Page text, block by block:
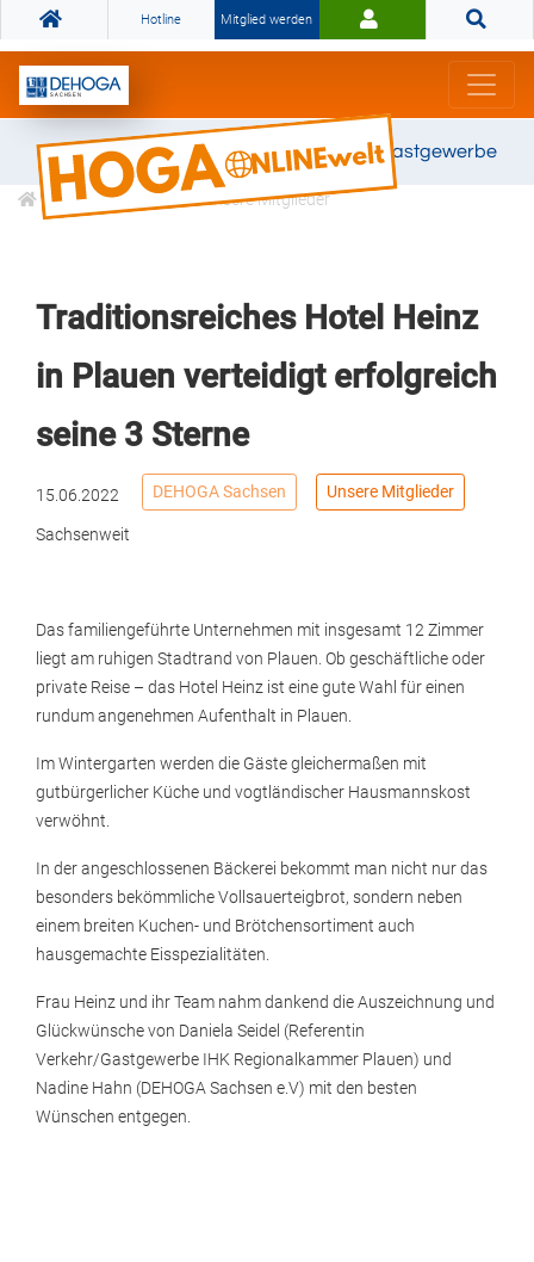
Hotline Mitglied werden
Gemeinsam stark für das Gastgewerbe
Informationen Unsere Mitglieder
Traditionsreiches Hotel Heinz
in Plauen verteidigt erfolgreich
seine 3 Sterne
15.06.2022 DEHOGA Sachsen Unsere Mitglieder
Sachsenweit
Das familiengeführte Unternehmen mit insgesamt 12 Zimmer
liegt am ruhigen Stadtrand von Plauen. Ob geschäftliche oder
private Reise – das Hotel Heinz ist eine gute Wahl für einen
rundum angenehmen Aufenthalt in Plauen.
Im Wintergarten werden die Gäste gleichermaßen mit
gutbürgerlicher Küche und vogtländischer Hausmannskost
verwöhnt.
In der angeschlossenen Bäckerei bekommt man nicht nur das
besonders bekömmliche Vollsauerteigbrot, sondern neben
einem breiten Kuchen- und Brötchensortiment auch
hausgemachte Eisspezialitäten.
Frau Heinz und ihr Team nahm dankend die Auszeichnung und
Glückwünsche von Daniela Seidel (Referentin
Verkehr/Gastgewerbe IHK Regionalkammer Plauen) und
Nadine Hahn (DEHOGA Sachsen e.V) mit den besten
Wünschen entgegen.